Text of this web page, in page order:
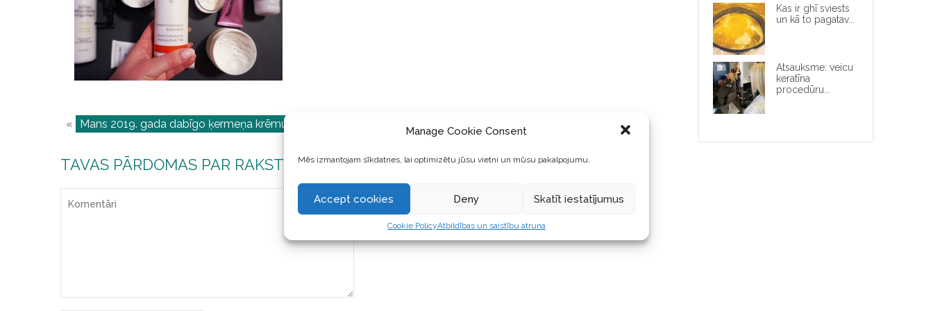
Manage Cookie Consent
Mēs izmantojam sīkdatnes, lai optimizētu jūsu vietni un mūsu pakalpojumu.
Accept cookies Deny Skatīt iestatījumus
Cookie PolicyAtbildības un saistību atruna
« Mans 2019. gada dabīgo ķermeņa krēmu TOP 10
TAVAS PĀRDOMAS PAR RAKSTU
Kas ir ghī sviests
un kā to pagatav...
Atsauksme: veicu
keratīna
procedūru...